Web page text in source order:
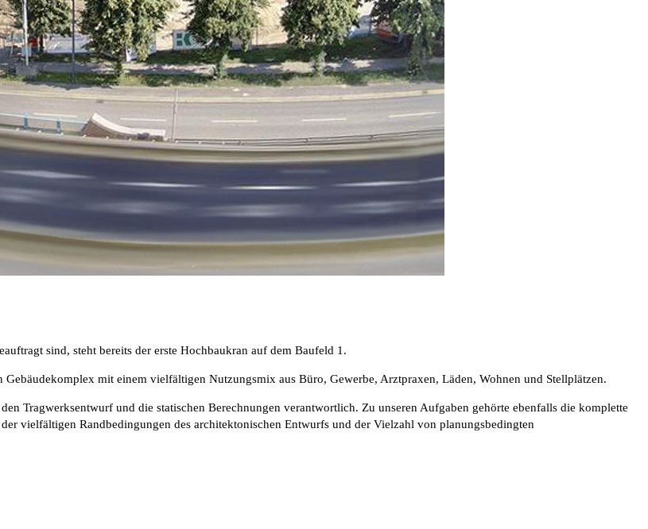
sind, steht bereits der erste Hochbaukran auf dem Baufeld 1.
mit einem vielfältigen Nutzungsmix aus Büro, Gewerbe, Arztpraxen, Läden, Wohnen und Stellplätzen.
Tragwerksentwurf und die statischen Berechnungen verantwortlich. Zu unseren Aufgaben gehörte ebenfalls die komplette
vielfältigen Randbedingungen des architektonischen Entwurfs und der Vielzahl von planungsbedingten